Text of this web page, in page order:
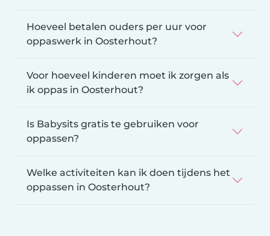
Hoeveel betalen ouders per uur voor
oppaswerk in Oosterhout?
Voor hoeveel kinderen moet ik zorgen als
ik oppas in Oosterhout?
Is Babysits gratis te gebruiken voor
oppassen?
Welke activiteiten kan ik doen tijdens het
oppassen in Oosterhout?